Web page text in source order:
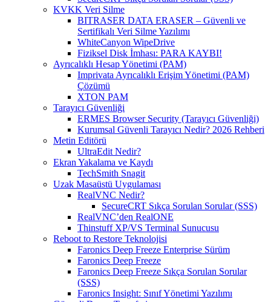
KVKK Veri Silme
BITRASER DATA ERASER – Güvenli ve
Sertifikalı Veri Silme Yazılımı
WhiteCanyon WipeDrive
Fiziksel Disk İmhası: PARA KAYBI!
Ayrıcalıklı Hesap Yönetimi (PAM)
Imprivata Ayrıcalıklı Erişim Yönetimi (PAM)
Çözümü
XTON PAM
Tarayıcı Güvenliği
ERMES Browser Security (Tarayıcı Güvenliği)
Kurumsal Güvenli Tarayıcı Nedir? 2026 Rehberi
Metin Editörü
UltraEdit Nedir?
Ekran Yakalama ve Kaydı
TechSmith Snagit
Uzak Masaüstü Uygulaması
RealVNC Nedir?
SecureCRT Sıkça Sorulan Sorular (SSS)
RealVNC’den RealONE
Thinstuff XP/VS Terminal Sunucusu
Reboot to Restore Teknolojisi
Faronics Deep Freeze Enterprise Sürüm
Faronics Deep Freeze
Faronics Deep Freeze Sıkça Sorulan Sorular
(SSS)
Faronics Insight: Sınıf Yönetimi Yazılımı